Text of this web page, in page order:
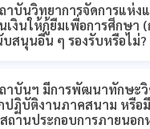
าบันวิทยาการจัดการแห่ง
เงินให้กู้ยืมเพื่อการศึกษา
สนุนอื่น ๆ รองรับหรือไม่?
าบันฯ มีการพัฒนาทักษะ
ปฏิบัติงานภาคสนาม หรือ
ถานประกอบการภายนอก